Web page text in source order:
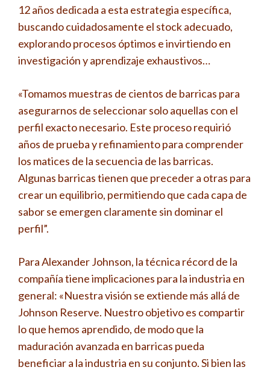
12 años dedicada a esta estrategia específica,
buscando cuidadosamente el stock adecuado,
explorando procesos óptimos e invirtiendo en
investigación y aprendizaje exhaustivos…
«Tomamos muestras de cientos de barricas para
asegurarnos de seleccionar solo aquellas con el
perfil exacto necesario. Este proceso requirió
años de prueba y refinamiento para comprender
los matices de la secuencia de las barricas.
Algunas barricas tienen que preceder a otras para
crear un equilibrio, permitiendo que cada capa de
sabor se emergen claramente sin dominar el
perfil”.
Para Alexander Johnson, la técnica récord de la
compañía tiene implicaciones para la industria en
general: «Nuestra visión se extiende más allá de
Johnson Reserve. Nuestro objetivo es compartir
lo que hemos aprendido, de modo que la
maduración avanzada en barricas pueda
beneficiar a la industria en su conjunto. Si bien las